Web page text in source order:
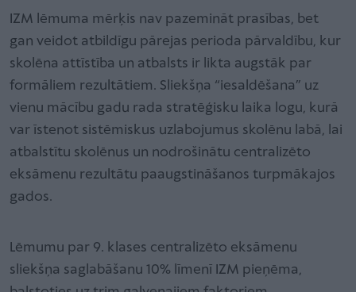
IZM lēmuma mērķis nav pazemināt prasības, bet
gan veidot atbildīgu pārejas perioda pārvaldību, kur
skolēna attīstība un atbalsts ir likta augstāk par
formāliem rezultātiem. Sliekšņa “iesaldēšana” uz
vienu mācību gadu rada stratēģisku laika logu, kurā
var īstenot sistēmiskus uzlabojumus skolēnu labā, lai
atbalstītu skolēnus un nodrošinātu centralizēto
eksāmenu rezultātu paaugstināšanos turpmākajos
gados.
Lēmumu par 9. klases centralizēto eksāmenu
sliekšņa saglabāšanu 10% līmenī IZM pieņēma,